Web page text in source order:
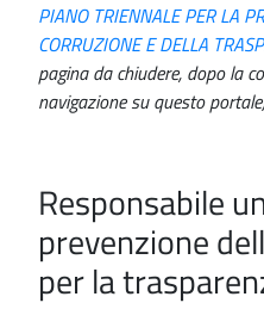
PIANO TRIENNALE PER LA
CORRUZIONE E DELLA
pagina da chiudere, dopo la
navigazione su questo
Responsabile
prevenzione
per la